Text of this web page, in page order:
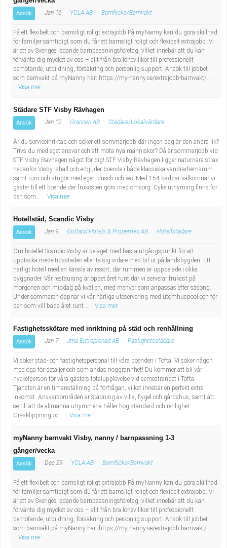
Ansök Jan 16 YCLA AB Barnflicka/Barnvakt
Få ett flexibelt och barnsligt roligt extrajobb På myNanny kan du göra skillnad
för familjer samtidigt som du får ett barnsligt roligt och flexibelt extrajobb. Vi
är ett av Sveriges ledande barnpassningsföretag, vilket innebär att du kan
förvänta dig mycket av oss – allt från bra lönevillkor till professionellt
bemötande, utbildning, försäkring och personlig support. Ansök till jobbet
som barnvakt på myNanny här: https://my-nanny.se/extrajobb-barnvakt/...
Visa mer
Städare STF Visby Rävhagen
Ansök Jan 12 Grannen AB Städare/Lokalvårdare
Är du serviceinriktad och söker ett sommarjobb där ingen dag är den andra lik?
Trivs du med eget ansvar och att möta nya människor? Då är sommarjobb vid
STF Visby Rävhagen något för dig! STF Visby Rävhagen ligger naturnära strax
nedanför Visby Ishall och erbjuder boende i både klassiska vandrarhemsrum
samt rum och stugor med egen dusch och wc. Med 154 bäddar välkomnar vi
gäster till ett boende där frukosten görs med omsorg. Cykeluthyrning finns för
den som...
Visa mer
Hotellstäd, Scandic Visby
Ansök Jan 9 Gotland Hotels & Properties AB Hotellstädare
Om hotellet Scandic Visby är beläget med bästa utgångspunkt för att
upptäcka medeltidsstaden eller ta sig vidare med bil ut på landsbygden. Ett
härligt hotell med en känsla av resort, där rummen är uppdelade i olika
byggnader. Vår restaurang är öppet året runt där vi serverar frukost på
morgonen och middag på kvällen, med menyer som anpassas efter säsong.
Under sommaren öppnar vi vår härliga uteservering med utomhuspool och för
den som vill bada året runt...
Visa mer
Fastighetsskötare med inriktning på städ och renhållning
Ansök Jan 7 Jma Entreprenad AB Fastighetsstädare
Vi söker städ- och fastighetspersonal till våra boenden i Tofta! Vi söker någon
med öga för detaljer och som andas noggrannhet! Du kommer att bli vår
nyckelperson för våra gästers totalupplevelse vid semestrandet i Tofta.
Tjänsten är en timanställning på förfrågan, vilket innebär en perfekt extra
inkomst. Ansvarsområden är städning av villa, flygel och gårdshus, samt att
se till att de allmänna utrymmena håller hög standard och renlighet.
Gräsklippning oc...
Visa mer
myNanny barnvakt Visby, nanny / barnpassning 1-3
gånger/vecka
Ansök Dec 29 YCLA AB Barnflicka/Barnvakt
Få ett flexibelt och barnsligt roligt extrajobb På myNanny kan du göra skillnad
för familjer samtidigt som du får ett barnsligt roligt och flexibelt extrajobb. Vi
är ett av Sveriges ledande barnpassningsföretag, vilket innebär att du kan
förvänta dig mycket av oss – allt från bra lönevillkor till professionellt
bemötande, utbildning, försäkring och personlig support. Ansök till jobbet
som barnvakt på myNanny här: https://my-nanny.se/extrajobb-barnvakt/...
Visa mer